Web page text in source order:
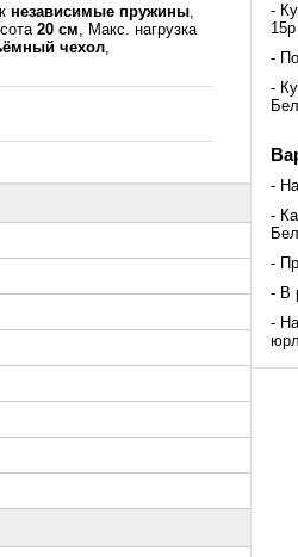
независимые пружины,
20 см, Макс. нагрузка
чехол,
-
-
-
-
-
-
- В
-